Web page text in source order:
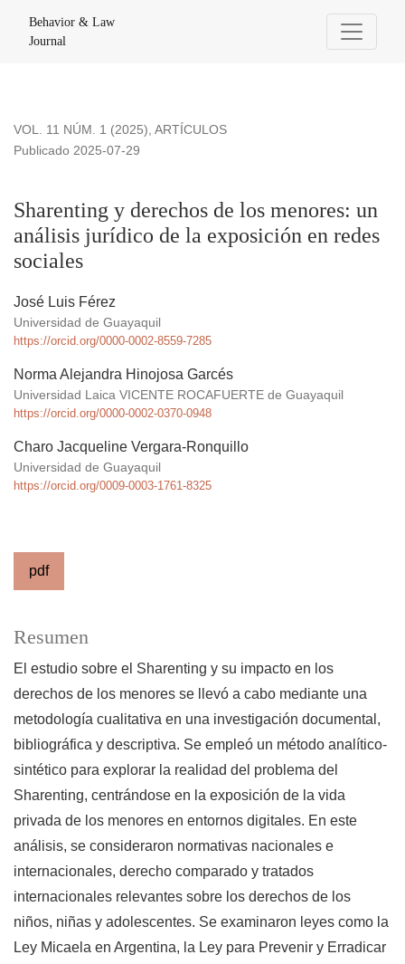
Behavior & Law
Journal
VOL. 11 NÚM. 1 (2025), ARTÍCULOS
Sharenting y derechos de los menores: un
análisis jurídico de la exposición en redes
sociales
Publicado 2025-07-29
José Luis Férez
Universidad de Guayaquil
https://orcid.org/0000-0002-8559-7285
Norma Alejandra Hinojosa Garcés
Universidad Laica VICENTE ROCAFUERTE de Guayaquil
https://orcid.org/0000-0002-0370-0948
Charo Jacqueline Vergara-Ronquillo
Universidad de Guayaquil
https://orcid.org/0009-0003-1761-8325
pdf
Resumen
El estudio sobre el Sharenting y su impacto en los
derechos de los menores se llevó a cabo mediante una
metodología cualitativa en una investigación documental,
bibliográfica y descriptiva. Se empleó un método analítico-
sintético para explorar la realidad del problema del
Sharenting, centrándose en la exposición de la vida
privada de los menores en entornos digitales. En este
análisis, se consideraron normativas nacionales e
internacionales, derecho comparado y tratados
internacionales relevantes sobre los derechos de los
niños, niñas y adolescentes. Se examinaron leyes como la
Ley Micaela en Argentina, la Ley para Prevenir y Erradicar